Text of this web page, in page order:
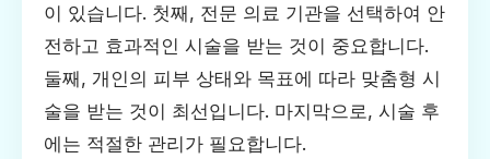
이 있습니다. 첫째, 전문 의료 기관을 선택하여 안
전하고 효과적인 시술을 받는 것이 중요합니다.
둘째, 개인의 피부 상태와 목표에 따라 맞춤형 시
술을 받는 것이 최선입니다. 마지막으로, 시술 후
에는 적절한 관리가 필요합니다.